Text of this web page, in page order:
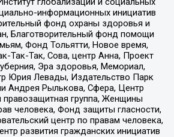
информационных инициатив
фонд охраны здоровья и
Благотворительный фонд помощи
Фонд Тольятти, Новое время,
Так-Так, Сова, центр Анна, Проект
Эра здоровья, Мемориал,
Юрия Левады, Издательство Парк
Андрея Рылькова, Сфера, Центр
группа, Женщины
человека, Фонд защиты гласности,
центр по правам человека,
развития гражданских инициатив